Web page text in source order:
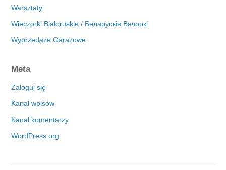
Warsztaty
Wieczorki Białoruskie / Беларускія Вячоркі
Wyprzedaże Garażowe
Meta
Zaloguj się
Kanał wpisów
Kanał komentarzy
WordPress.org